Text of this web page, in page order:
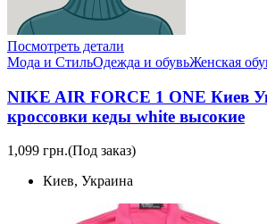
Посмотреть детали
Мода и СтильОдежда и обувьЖенская
NIKE AIR FORCE 1 ONE Киев
кроссовки кеды white высокие
1,099 грн.(Под заказ)
Киев, Украина